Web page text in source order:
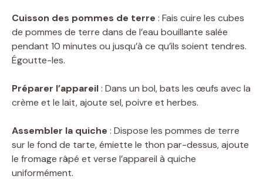
Cuisson des pommes de terre : Fais cuire les cubes
de pommes de terre dans de l’eau bouillante salée
pendant 10 minutes ou jusqu’à ce qu’ils soient tendres.
Égoutte-les.
Préparer l’appareil: Dans un bol, bats les œufs avec la
crème et le lait, ajoute sel, poivre et herbes.
Assembler la quiche : Dispose les pommes de terre
sur le fond de tarte, émiette le thon par-dessus, ajoute
le fromage râpé et verse l’appareil à quiche
uniformément.